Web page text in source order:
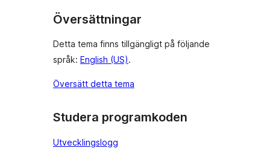
Översättningar
Detta tema finns tillgängligt på följande
språk: English (US).
Översätt detta tema
Studera programkoden
Utvecklingslogg